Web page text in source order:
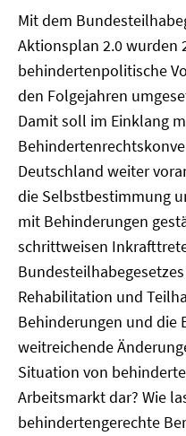
Mit dem
Aktionsplan 2.0 wurden
behindertenpolitische
den Folgejahren
Damit soll im Einklang
Deutschland weiter
die Selbstbestimmung
mit Behinderungen
schrittweisen
Rehabilitation und
Behinderungen und die
weitreichende
Situation von
Arbeitsmarkt dar? Wie
behindertengerechte